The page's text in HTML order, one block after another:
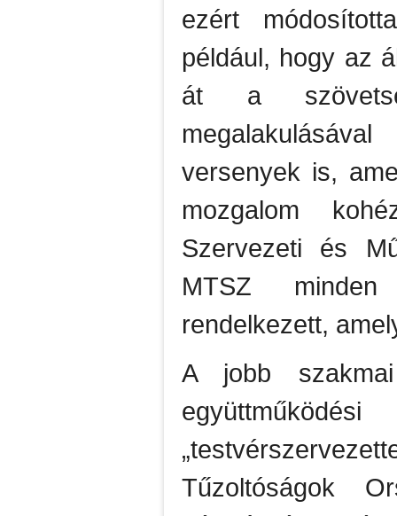
ezért
például, hogy az
át a
versenyek is,
mozgalom
Szervezeti és
MTSZ minden
rendelkezett,
A jobb
Tűzoltóságok